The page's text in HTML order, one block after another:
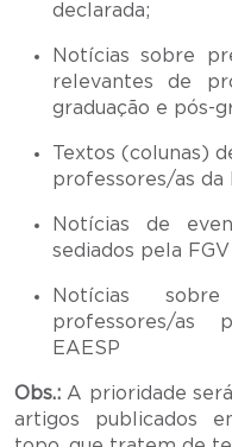
declarada;
Notícias sobre
relevantes de
graduação e pós-
Textos (colunas)
professores/as da
Notícias de
sediados pela FGV
Notícias
professores/as
EAESP
Obs.: A prioridade
artigos publicados